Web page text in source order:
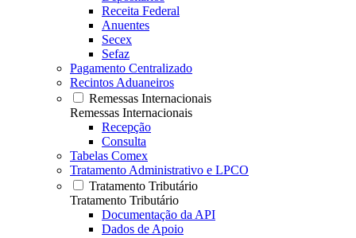
Receita Federal
Anuentes
Secex
Sefaz
Pagamento Centralizado
Recintos Aduaneiros
Remessas Internacionais
Remessas Internacionais
Recepção
Consulta
Tabelas Comex
Tratamento Administrativo e LPCO
Tratamento Tributário
Tratamento Tributário
Documentação da API
Dados de Apoio